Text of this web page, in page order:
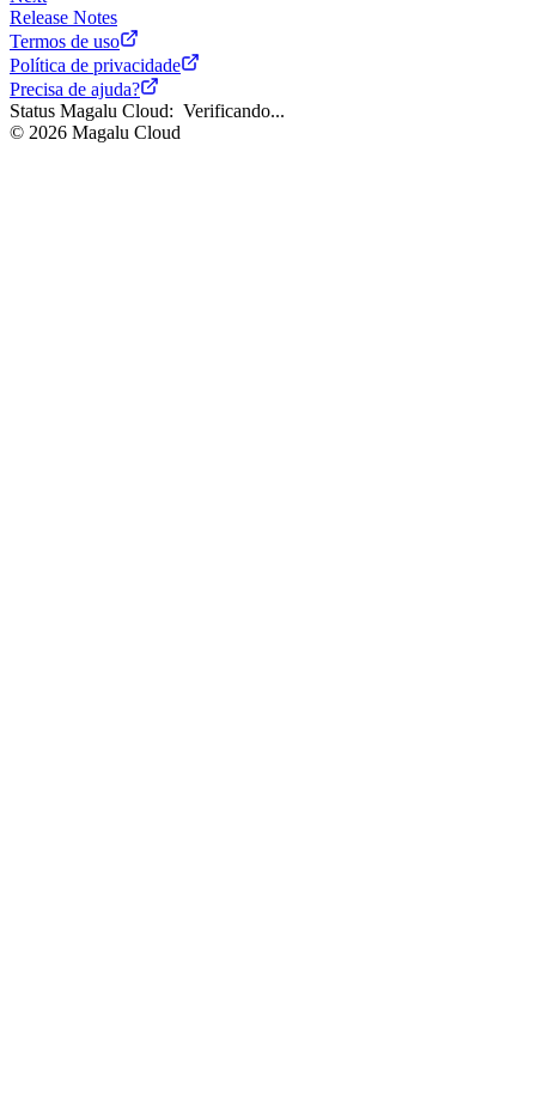
Release Notes
Termos de uso
Política de privacidade
Precisa de ajuda?
Status Magalu Cloud: Verificando...
© 2026 Magalu Cloud